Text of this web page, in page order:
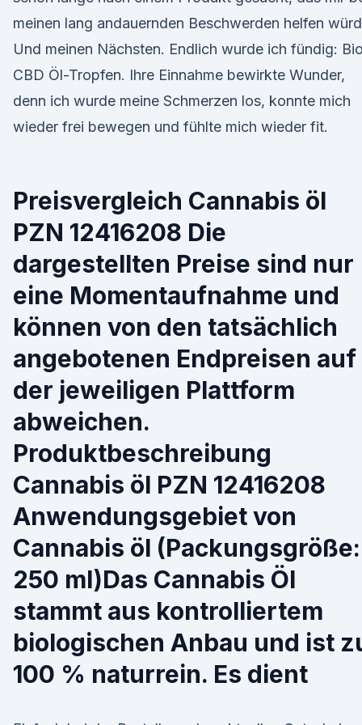
meinen lang andauernden Beschwerden helfen
Und meinen Nächsten. Endlich wurde ich fündig:
CBD Öl-Tropfen. Ihre Einnahme bewirkte Wunder,
denn ich wurde meine Schmerzen los, konnte mich
wieder frei bewegen und fühlte mich wieder fit.
Preisvergleich Cannabis öl
PZN 12416208 Die
dargestellten Preise sind nur
eine Momentaufnahme und
können von den tatsächlich
angebotenen Endpreisen auf
der jeweiligen Plattform
abweichen.
Produktbeschreibung
Cannabis öl PZN 12416208
Anwendungsgebiet von
Cannabis öl (Packungsgröße:
250 ml)Das Cannabis Öl
stammt aus kontrolliertem
biologischen Anbau und ist
100 % naturrein. Es dient